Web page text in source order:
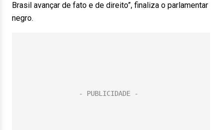
Brasil avançar de fato e de direito”, finaliza o parlamentar
negro.